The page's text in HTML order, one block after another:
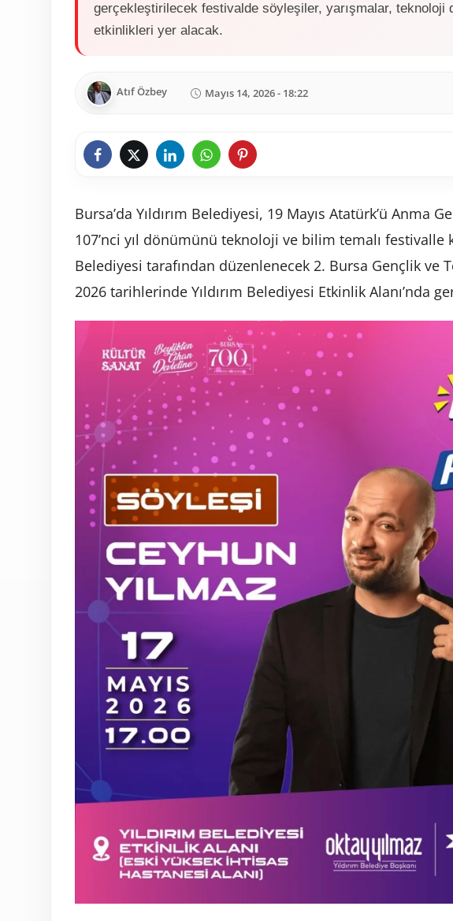
gerçekleştirilecek festivalde söyleşiler, yarışmalar, teknoloji
etkinlikleri yer alacak.
Atıf Özbey Mayıs 14, 2026 - 18:22
Bursa’da Yıldırım Belediyesi, 19 Mayıs Atatürk’ü Anma
107’nci yıl dönümünü teknoloji ve bilim temalı festivalle
Belediyesi tarafından düzenlenecek 2. Bursa Gençlik ve
2026 tarihlerinde Yıldırım Belediyesi Etkinlik Alanı’nda